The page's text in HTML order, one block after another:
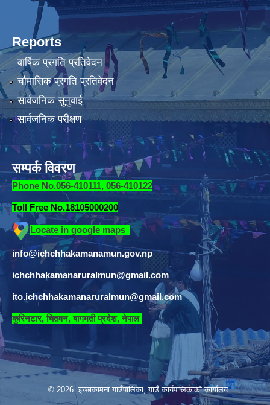
Reports
वार्षिक प्रगति प्रतिवेदन
चौमासिक प्रगति प्रतिवेदन
सार्वजनिक सुनुवाई
सार्वजनिक परीक्षण
सम्पर्क विवरण
Phone No.056-410111, 056-410122
Toll Free No.18105000200
Locate in google maps
info@ichchhakamanamun.gov.np
ichchhakamanaruralmun@gmail.com
ito.ichchhakamanaruralmun@gmail.com​
कुरिनटार, चितवन, बागमती प्रदेश, नेपाल
© 2026 इच्छाकामना गाउँपालिका, गाउँ कार्यपालिकाको कार्यालय